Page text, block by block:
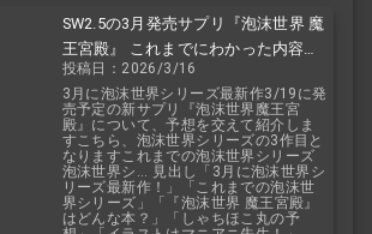
SW2.5の3月発売サプリ『泡沫世界 魔
王宮殿』 これまでにわかった内容を
予想を交えて紹介
投稿日：2026/3/16
3月に泡沫世界シリーズ最新作3/19に発
売予定の新サプリ『泡沫世界魔王宮
殿』について、予想を交えて紹介しま
すこちら、泡沫世界シリーズの3作目と
なりますこれまでの泡沫世界シリーズ
泡沫世界シ... 見出し「3月に泡沫世界シ
リーズ最新作！」「これまでの泡沫世
界シリーズ」「『泡沫世界 魔王宮殿』
はどんな本？」「しゃちほこ丸の予